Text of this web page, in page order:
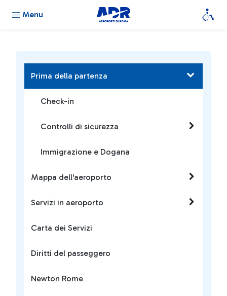
Menu
Prima della partenza
Check-in
Controlli di sicurezza
Immigrazione e Dogana
Mappa dell'aeroporto
Servizi in aeroporto
Carta dei Servizi
Diritti del passeggero
Newton Rome